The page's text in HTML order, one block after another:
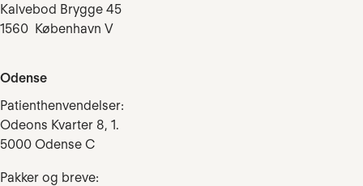
Kalvebod Brygge 45
1560 København V
Odense
Patienthenvendelser:
Odeons Kvarter 8, 1.
5000 Odense C
Pakker og breve: